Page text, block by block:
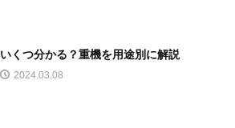
いくつ分かる？重機を用途別に解説
2024.03.08